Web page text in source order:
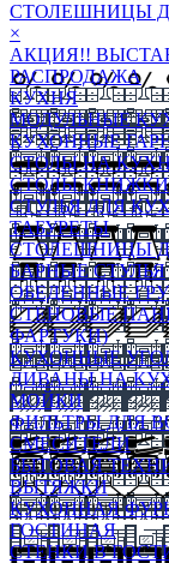
СТОЛЕШНИЦЫ
×
АКЦИЯ!!
РАСПРОДАЖА
КУХНЯ
МОДУЛЬНЫЕ
КУХОННЫЕ
СТОЛЫ НА
СТОЛЫ КНИЖКИ
СТУЛЬЯ ДЛЯ
ТАБУРЕТЫ
СТОЛЕШНИЦЫ
БАРНЫЕ СТУЛЬЯ
ОБЕДЕННЫЕ
СТЕНОВЫЕ
ФАРТУКИ)
КУХОННЫЕ
ДИВАНЫ НА
МОЙКИ
ФИЛЬТРЫ ДЛЯ
СМЕСИТЕЛИ
БЫТОВАЯ
ВЫТЯЖКИ
КУХОННАЯ
ГОСТИНАЯ
СТЕНКИ В